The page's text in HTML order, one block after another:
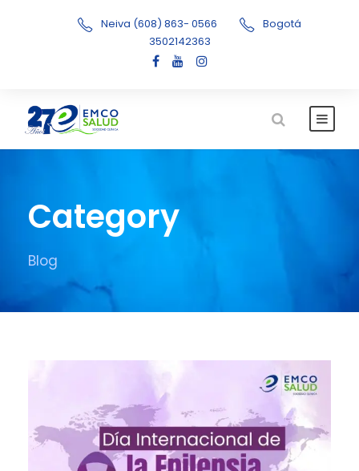
Neiva (608) 863- 0566
Bogotá
3502142363
Category
Blog